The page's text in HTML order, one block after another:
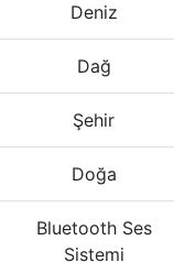
Deniz
Dağ
Şehir
Doğa
Bluetooth Ses
Sistemi